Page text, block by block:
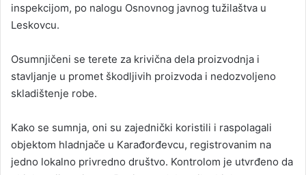
inspekcijom, po nalogu Osnovnog javnog tužilaštva u
Leskovcu.
Osumnjičeni se terete za krivična dela proizvodnja i
stavljanje u promet škodljivih proizvoda i nedozvoljeno
skladištenje robe.
Kako se sumnja, oni su zajednički koristili i raspolagali
objektom hladnjače u Karađorđevcu, registrovanim na
jedno lokalno privredno društvo. Kontrolom je utvrđeno da